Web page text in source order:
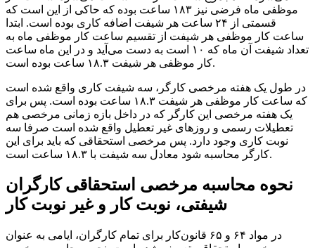
موظفی ماه فرضی نیز ۱۸۳ ساعت بوده که حاکی از این است که
قسمتی از ۲۴ ساعت هر شیفت اضافه کاری بوده است. ابتدا
ساعت کار موظفی هر شیفت از تقسیم ساعت کار موظفی ماه به
تعداد شیفت آن ماه که ۱۰ است به دست می‌آید و در این ماه ساعت
کار موظفی هر شیفت ۱۸.۳ ساعت بوده است.
در طول یک هفته مرخصی کارگر، سه شیفت کاری واقع شده است
که ساعت کار موظفی هر شیفت ۱۸.۳ ساعت بوده است. پس برای
یک هفته مرخصی این کارگر که در داخل بازه زمانی مرخصی هم
تعطیلات رسمی و روزهای غیر تعطیل واقع شده است صرفا سه
نوبت کاری وجود دارد. پس مرخصی استحقاقی که باید برای این
کارگر محاسبه شود معادل سه شیفت با ۱۸.۳ ساعت است.
نحوه محاسبه مرخصی استحقاقی کارگران
شیفتی، نوبت کار و غیر نوبت کار
در مواد ۶۴ و ۶۵ قانون‌کار برای تمام کارگران، ایامی به عنوان